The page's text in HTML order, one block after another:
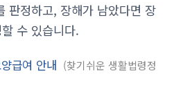
판정하고, 장해가 남았다면 장
수 있습니다.
급여 안내
찾기쉬운 생활법령정